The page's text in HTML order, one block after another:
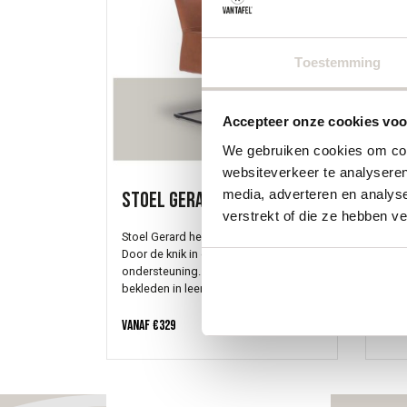
Toestemming
Accepteer onze cookies
We gebruiken cookies om
websiteverkeer te
media, adverteren en
verstrekt of die ze hebben
Stoel Gerard
Stoel Gerard heeft een heerlijke zit.
Door de knik in de rug heb je een fijne
ondersteuning. De kuip kun je laten
bekleden in leer of stof. De sledevoet
waardoor het lijnen spel van de stoel
wordt versterkt. Liever een ronde
rechte poot? Geen probleem!
Vanaf€329
de